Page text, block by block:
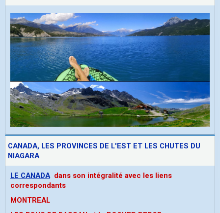
CANADA, LES PROVINCES DE L'EST ET LES CHUTES DU
NIAGARA
LE CANADA dans son intégralité avec les liens
correspondants
MONTREAL